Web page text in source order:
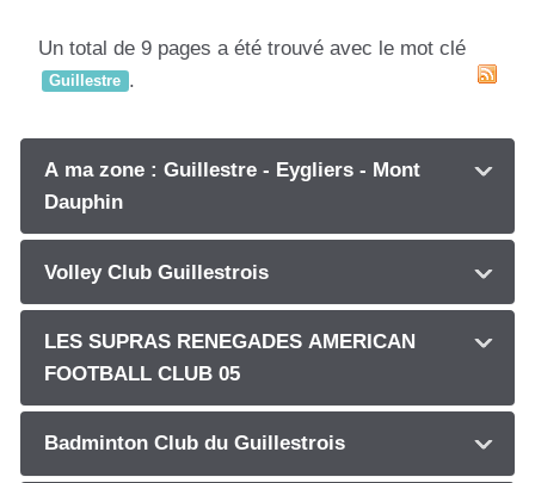
Un total de 9 pages a été trouvé avec le mot clé
Guillestre .
A ma zone : Guillestre - Eygliers - Mont
Dauphin
Volley Club Guillestrois
LES SUPRAS RENEGADES AMERICAN
FOOTBALL CLUB 05
Badminton Club du Guillestrois